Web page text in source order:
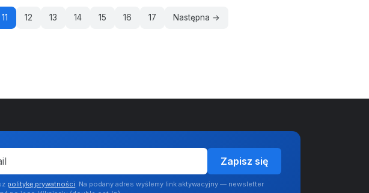
11 12 13 14 15 16 17 Następna →
Zapisz się
politykę prywatności. Na podany adres wyślemy link aktywacyjny — newsletter